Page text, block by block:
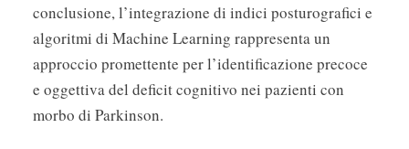
conclusione, l’integrazione di indici posturografici e
algoritmi di Machine Learning rappresenta un
approccio promettente per l’identificazione precoce
e oggettiva del deficit cognitivo nei pazienti con
morbo di Parkinson.